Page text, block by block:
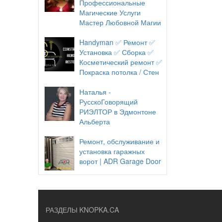
Профессиональные
Магические Услуги
Мастер Любовной Магии
Handyman ✅ Ремонт ✅
Установка ✅ Сборка ✅
Косметический ремонт ✅
Покраска потолка / Стен
Наталья -
РусскоГоворящий
РИЭЛТОР в Эдмонтоне
Альберта
Ремонт, обслуживание и
установка гаражных
ворот | ADR Garage Door
РАЗДЕЛЫ KNOPKA.CA